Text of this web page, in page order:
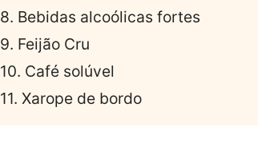
8. Bebidas alcoólicas fortes
9. Feijão Cru
10. Café solúvel
11. Xarope de bordo